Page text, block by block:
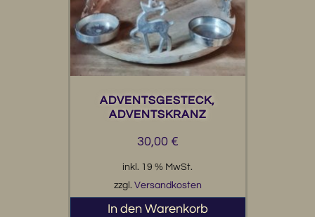
ADVENTSGESTECK,
ADVENTSKRANZ
30,00 €
inkl. 19 % MwSt.
zzgl. Versandkosten
In den Warenkorb